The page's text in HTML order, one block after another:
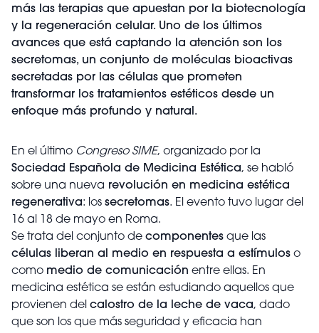
más las terapias que apuestan por la biotecnología
y la regeneración celular. Uno de los últimos
avances que está captando la atención son los
secretomas, un conjunto de moléculas bioactivas
secretadas por las células que prometen
transformar los tratamientos estéticos desde un
enfoque más profundo y natural.
En el último Congreso SIME, organizado por la
Sociedad Española de Medicina Estética, se habló
sobre una nueva revolución en medicina estética
regenerativa: los secretomas. El evento tuvo lugar del
16 al 18 de mayo en Roma.
Se trata del conjunto de componentes que las
células liberan al medio en respuesta a estímulos o
como medio de comunicación entre ellas. En
medicina estética se están estudiando aquellos que
provienen del calostro de la leche de vaca, dado
que son los que más seguridad y eficacia han